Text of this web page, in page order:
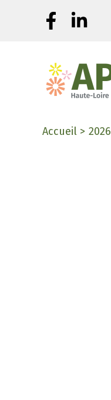
Accueil 2026